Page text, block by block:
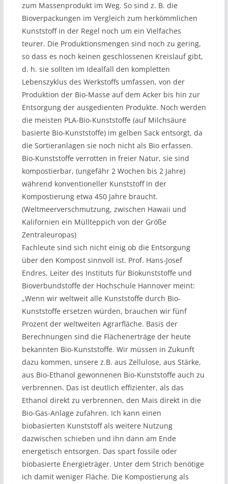
zum Massenprodukt im Weg. So sind z. B. die
Bioverpackungen im Vergleich zum herkömmlichen
Kunststoff in der Regel noch um ein Vielfaches
teurer. Die Produktionsmengen sind noch zu gering,
so dass es noch keinen geschlossenen Kreislauf gibt,
d. h. sie sollten im Idealfall den kompletten
Lebenszyklus des Werkstoffs umfassen, von der
Produktion der Bio-Masse auf dem Acker bis hin zur
Entsorgung der ausgedienten Produkte. Noch werden
die meisten PLA-Bio-Kunststoffe (auf Milchsäure
basierte Bio-Kunststoffe) im gelben Sack entsorgt, da
die Sortieranlagen sie noch nicht als Bio erfassen.
Bio-Kunststoffe verrotten in freier Natur, sie sind
kompostierbar, (ungefähr 2 Wochen bis 2 Jahre)
während konventioneller Kunststoff in der
Kompostierung etwa 450 Jahre braucht.
(Weltmeerverschmutzung, zwischen Hawaii und
Kalifornien ein Müllteppich von der Größe
Zentraleuropas)
Fachleute sind sich nicht einig ob die Entsorgung
über den Kompost sinnvoll ist. Prof. Hans-Josef
Endres, Leiter des Instituts für Biokunststoffe und
Bioverbundstoffe der Hochschule Hannover meint:
„Wenn wir weltweit alle Kunststoffe durch Bio-
Kunststoffe ersetzen würden, brauchen wir fünf
Prozent der weltweiten Agrarfläche. Basis der
Berechnungen sind die Flächenerträge der heute
bekannten Bio-Kunststoffe. Wir müssen in Zukunft
dazu kommen, unsere z.B. aus Zellulose, aus Stärke,
aus Bio-Ethanol gewonnenen Bio-Kunststoffe auch zu
verbrennen. Das ist deutlich effizienter, als das
Ethanol direkt zu verbrennen, den Mais direkt in die
Bio-Gas-Anlage zufahren. Ich kann einen
biobasierten Kunststoff als weitere Nutzung
dazwischen schieben und ihn dann am Ende
energetisch entsorgen. Das spart fossile oder
biobasierte Energieträger. Unter dem Strich benötige
ich damit weniger Fläche. Die Kompostierung als